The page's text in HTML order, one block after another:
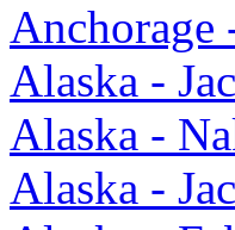
Anchorage
Alaska -
Alaska -
Alaska -